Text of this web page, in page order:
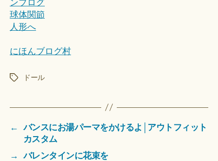
にほんブログ村
タ
ドール
←
バンスにお湯パーマをかけるよ│アウトフィット
カスタム
→
バレンタインに花束を